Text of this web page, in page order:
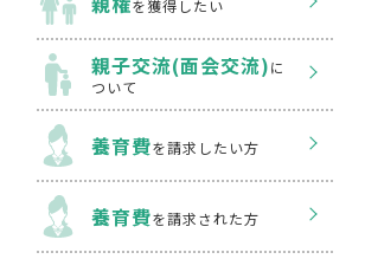
を獲得したい
親子交流(面会交流)に
ついて
養育費を請求したい方
養育費を請求された方